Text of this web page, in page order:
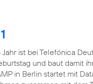
ist bei Telefónica
und baut damit
in Berlin startet mit